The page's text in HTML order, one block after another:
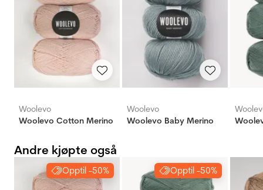
Woolevo
Woolevo Cotton Merino
Woolevo
Woolevo Baby Merino ‎
Andre kjøpte også
Opptil -50% Opptil -50%